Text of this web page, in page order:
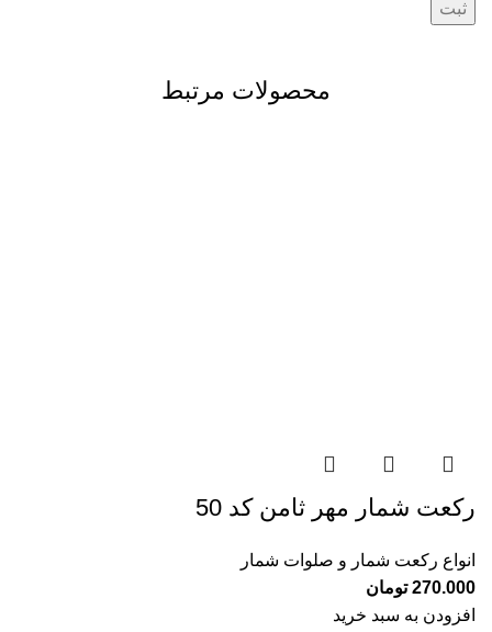
محصولات مرتبط
رکعت شمار مهر ثامن کد 50
انواع رکعت شمار و صلوات شمار
270.000 تومان
افزودن به سبد خرید